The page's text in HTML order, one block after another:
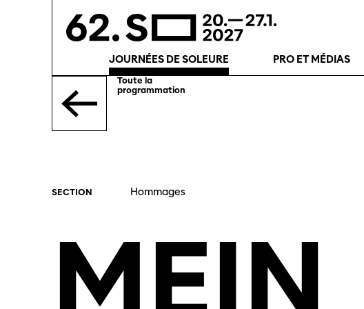
JOURNÉES DE SOLEURE PRO ET MÉDIAS
Toute la
programmation
SECTION Hommages
MEIN